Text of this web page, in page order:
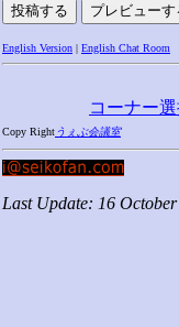
English Version English Chat Room
コーナー
Copy Right うぇぶ会議室
Last Update: 16